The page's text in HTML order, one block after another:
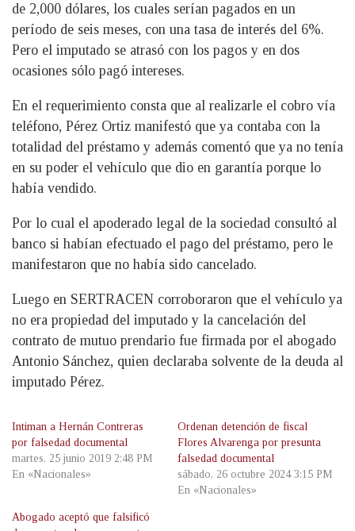
de 2,000 dólares, los cuales serían pagados en un
período de seis meses, con una tasa de interés del 6%.
Pero el imputado se atrasó con los pagos y en dos
ocasiones sólo pagó intereses.
En el requerimiento consta que al realizarle el cobro vía
teléfono, Pérez Ortiz manifestó que ya contaba con la
totalidad del préstamo y además comentó que ya no tenía
en su poder el vehículo que dio en garantía porque lo
había vendido.
Por lo cual el apoderado legal de la sociedad consultó al
banco si habían efectuado el pago del préstamo, pero le
manifestaron que no había sido cancelado.
Luego en SERTRACEN corroboraron que el vehículo ya
no era propiedad del imputado y la cancelación del
contrato de mutuo prendario fue firmada por el abogado
Antonio Sánchez, quien declaraba solvente de la deuda al
imputado Pérez.
Intiman a Hernán Contreras
por falsedad documental
martes, 25 junio 2019 2:48 PM
En «Nacionales»
Ordenan detención de fiscal
Flores Alvarenga por presunta
falsedad documental
sábado, 26 octubre 2024 3:15 PM
En «Nacionales»
Abogado aceptó que falsificó